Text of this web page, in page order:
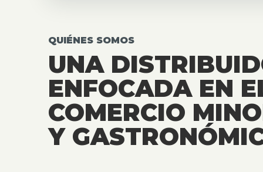
QUIÉNES SOMOS
UNA
ENFOCADA EN
COMERCIO
Y